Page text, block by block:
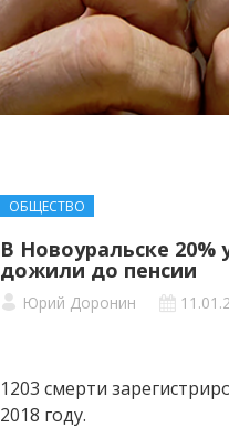
ОБЩЕСТВО
В Новоуральске
дожили до пенсии
Юрий Доронин
1203 смерти
2018 году.